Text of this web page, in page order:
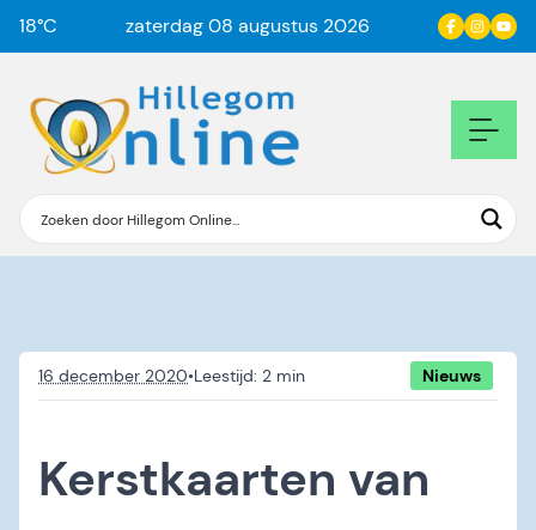
18°C zaterdag 08 augustus 2026
16 december 2020• Nieuws
Kerstkaarten van